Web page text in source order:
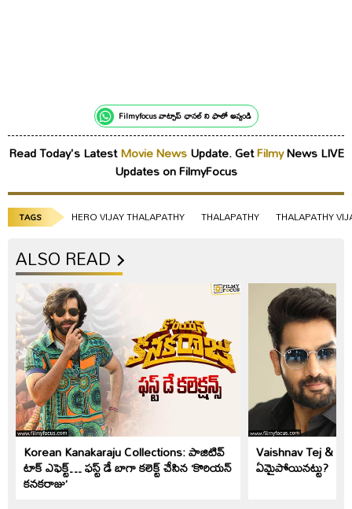
Filmyfocus వాట్సాప్ ఛానల్ ని ఫాలో అవ్వండి
Read Today's LatestMovie NewsUpdate. GetFilmyNews LIVE
Updates on FilmyFocus
TAGS HERO VIJAY THALAPATHY THALAPATHY THALAPATHY
ALSO READ
Korean Kanakaraju Collections: పాజిటివ్
టాక్ ఎఫెక్ట్… ఫస్ట్ డే బాగా కలెక్ట్ చేసిన ‘కొరియన్
కనకరాజు’
Vaishnav Tej &
ఏమైపోయినట్టు?